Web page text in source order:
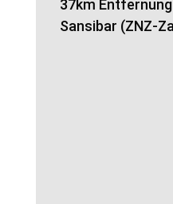
37km
Sansibar (ZNZ-